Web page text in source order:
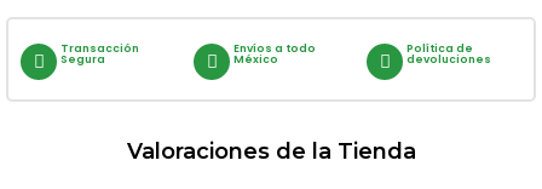
Transacción
Segura
Envíos a todo
México
Política de
devoluciones
Valoraciones de la Tienda